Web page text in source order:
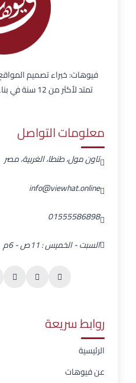
فيوهات: خبراء تصميم
تمتد لأكثر من 12 سنة في بناء الهوية الرقمية للشركات.
معلومات التواصل
تاون مول، طنطا، الغربية، مصر
info@viewhat.online
01555586898
السبت - الخميس : 11ص - 6م
روابط سريعة
الرئيسية
عن فيوهات